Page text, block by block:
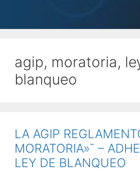
agip, moratoria,
blanqueo
LA AGIP
MORATORIA»¯ –
LEY DE BLANQUEO